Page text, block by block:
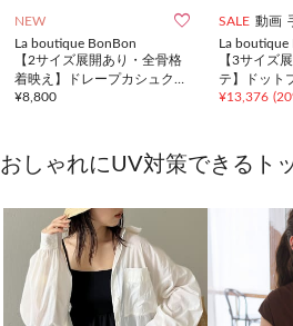
NEW 
La boutique BonBon
【2サイズ展開あり・全骨格
着映え】ドレープカシュクー
ルハーフスリーブカットソー
¥8,800
SALE 動画
La
【3サイズ
テ】ドット
マーメイド
¥13,376 (
おしゃれにUV対策できるト